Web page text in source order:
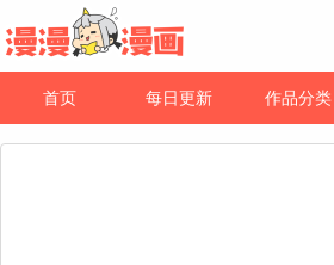
首页 每日更新 作品分类